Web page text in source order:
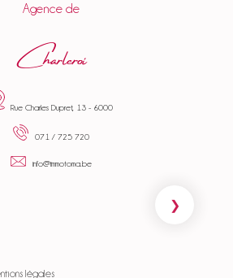
Agence de
Charleroi
Rue Charles Dupret, 13 - 6000
071 / 725 720
info@immotoma.be
légales